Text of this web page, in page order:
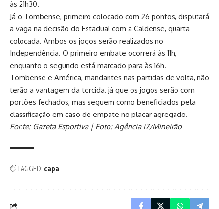
às 21h30.
Já o Tombense, primeiro colocado com 26 pontos, disputará
a vaga na decisão do Estadual com a Caldense, quarta
colocada. Ambos os jogos serão realizados no
Independência. O primeiro embate ocorrerá às 11h,
enquanto o segundo está marcado para às 16h.
Tombense e América, mandantes nas partidas de volta, não
terão a vantagem da torcida, já que os jogos serão com
portões fechados, mas seguem como beneficiados pela
classificação em caso de empate no placar agregado.
Fonte: Gazeta Esportiva | Foto: Agência i7/Mineirão
TAGGED: capa